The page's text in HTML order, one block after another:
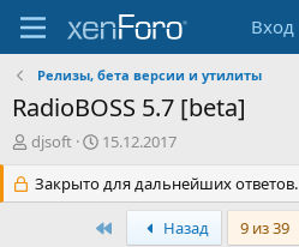
Вход
Релизы, бета версии и утилиты
RadioBOSS 5.7 [beta]
А
т
о
djsoft
Д
т
а
н
15.12.2017
Закрыто для дальнейших ответов.
ПервыйНазад 9 из 39